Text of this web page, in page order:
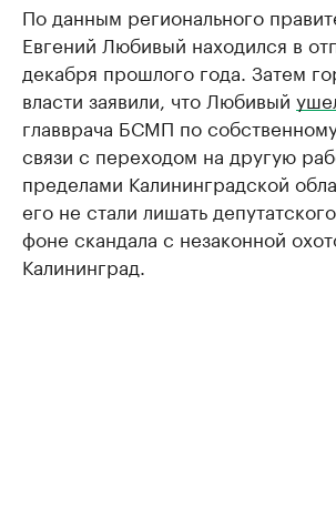
По данным регионального
Евгений Любивый находился в
декабря прошлого года. Затем
власти заявили, что Любивый
главврача БСМП по
связи с переходом на другую
пределами Калининградской
его не стали лишать
фоне скандала с незаконной
Калининград.